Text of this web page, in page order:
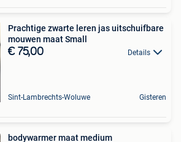
Prachtige zwarte leren jas uitschuifbare
mouwen maat Small
€ 75,00 Details
Sint-Lambrechts-Woluwe Gisteren
bodywarmer maat medium